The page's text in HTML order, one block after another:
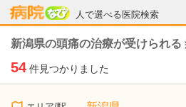
人で選べる医院検索
病院なび
新潟県の頭痛の治療が受けられる
54 件見つかりました